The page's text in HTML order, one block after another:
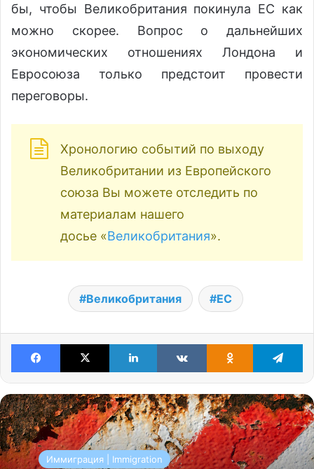
бы, чтобы Великобритания покинула ЕС как
можно скорее. Вопрос о дальнейших
экономических отношениях Лондона и
Евросоюза только предстоит провести
переговоры.
Хронологию событий по выходу
Великобритании из Европейского
союза Вы можете отследить по
материалам нашего
досье «Великобритания».
Великобритания ЕС
Facebook X LinkedIn VKontakteOdnoklassniki
Иммиграция | Immigration